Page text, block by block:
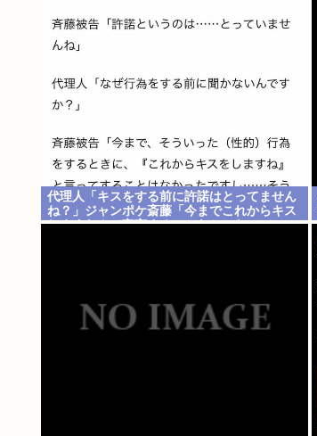
代理人「キスをする前に許諾はとってません
ね？」ジャンポケ斎藤「今までこれからキス
しますなんて宣言することなかったので」